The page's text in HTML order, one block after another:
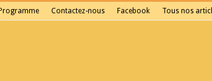
Programme Contactez-nous Facebook Tous nos